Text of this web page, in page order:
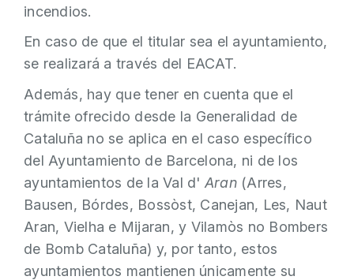
incendios.
En caso de que el titular sea el ayuntamiento,
se realizará a través del EACAT.
Además, hay que tener en cuenta que el
trámite ofrecido desde la Generalidad de
Cataluña no se aplica en el caso específico
del Ayuntamiento de Barcelona, ni de los
ayuntamientos de la Val d' Aran(Arres,
Bausen, Bórdes, Bossòst, Canejan, Les, Naut
Aran, Vielha e Mijaran, y Vilamòs no Bombers
de Bomb Cataluña) y, por tanto, estos
ayuntamientos mantienen únicamente su